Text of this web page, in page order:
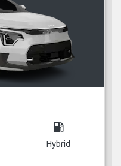
local_gas_station
Hybrid